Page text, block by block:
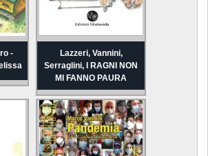
-
Lazzeri, Vannini,
Serraglini, I RAGNI NON
MI FANNO PAURA